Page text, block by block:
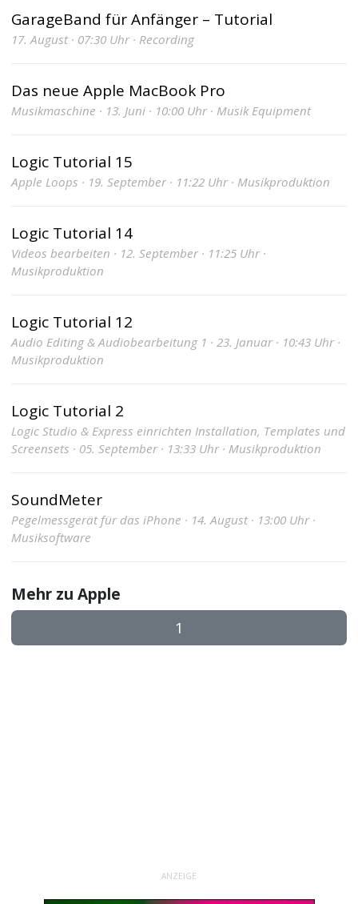
GarageBand für Anfänger – Tutorial
17. August · 07:30 Uhr · Recording
Das neue Apple MacBook Pro
Musikmaschine · 13. Juni · 10:00 Uhr · Musik Equipment
Logic Tutorial 15
Apple Loops · 19. September · 11:22 Uhr · Musikproduktion
Logic Tutorial 14
Videos bearbeiten · 12. September · 11:25 Uhr ·
Musikproduktion
Logic Tutorial 12
Audio Editing & Audiobearbeitung 1 · 23. Januar · 10:43 Uhr ·
Musikproduktion
Logic Tutorial 2
Logic Studio & Express einrichten Installation, Templates und
Screensets · 05. September · 13:33 Uhr · Musikproduktion
SoundMeter
Pegelmessgerät für das iPhone · 14. August · 13:00 Uhr ·
Musiksoftware
Mehr zu Apple
1
ANZEIGE